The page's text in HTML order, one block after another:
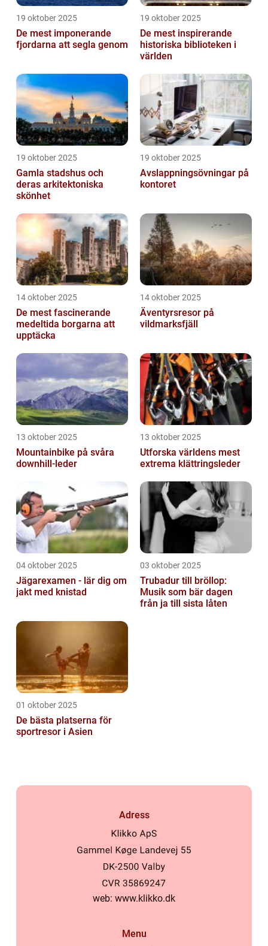
19 oktober 2025
De mest imponerande
fjordarna att segla genom
19 oktober 2025
De mest inspirerande
historiska biblioteken i
världen
19 oktober 2025
Gamla stadshus och
deras arkitektoniska
skönhet
19 oktober 2025
Avslappningsövningar på
kontoret
14 oktober 2025
De mest fascinerande
medeltida borgarna att
upptäcka
14 oktober 2025
Äventyrsresor på
vildmarksfjäll
13 oktober 2025
Mountainbike på svåra
downhill-leder
13 oktober 2025
Utforska världens mest
extrema klättringsleder
04 oktober 2025
Jägarexamen - lär dig om
jakt med knistad
03 oktober 2025
Trubadur till bröllop:
Musik som bär dagen
från ja till sista låten
01 oktober 2025
De bästa platserna för
sportresor i Asien
Adress
web: www.klikko.dk
Menu